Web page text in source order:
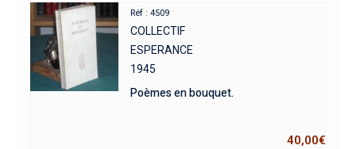
Réf : 4509
COLLECTIF
ESPERANCE
1945
Poèmes en bouquet.
40,00€